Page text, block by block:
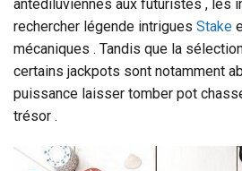
antédiluviennes aux futuristes , les
rechercher légende intrigues Stake
mécaniques . Tandis que la
certains jackpots sont notamment
puissance laisser tomber pot
trésor .